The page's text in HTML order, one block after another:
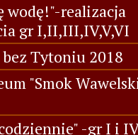
wodę!"-realizacja
gr I,II,III,IV,V,VI
Tytoniu 2018
"Smok
-gr I i